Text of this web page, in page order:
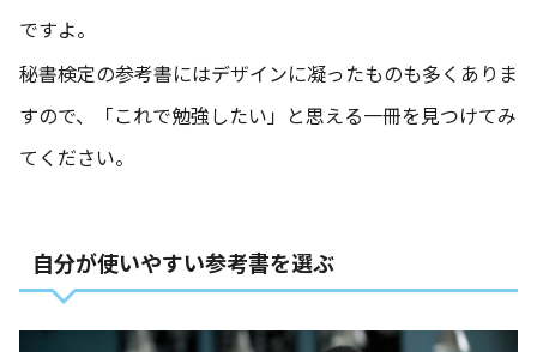
ですよ。
秘書検定の参考書にはデザインに凝ったものも多くありま
すので、「これで勉強したい」と思える一冊を見つけてみ
てください。
自分が使いやすい参考書を選ぶ